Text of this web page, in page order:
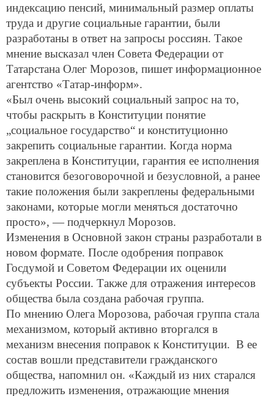
индексацию пенсий, минимальный размер оплаты
труда и другие социальные гарантии, были
разработаны в ответ на запросы россиян. Такое
мнение высказал член Совета Федерации от
Татарстана Олег Морозов, пишет информационное
агентство «Татар-информ».
«Был очень высокий социальный запрос на то,
чтобы раскрыть в Конституции понятие
„социальное государство“ и конституционно
закрепить социальные гарантии. Когда норма
закреплена в Конституции, гарантия ее исполнения
становится безоговорочной и безусловной, а ранее
такие положения были закреплены федеральными
законами, которые могли меняться достаточно
просто», — подчеркнул Морозов.
Изменения в Основной закон страны разработали в
новом формате. После одобрения поправок
Госдумой и Советом Федерации их оценили
субъекты России. Также для отражения интересов
общества была создана рабочая группа.
По мнению Олега Морозова, рабочая группа стала
механизмом, который активно вторгался в
механизм внесения поправок к Конституции. В ее
состав вошли представители гражданского
общества, напомнил он. «Каждый из них старался
предложить изменения, отражающие мнения